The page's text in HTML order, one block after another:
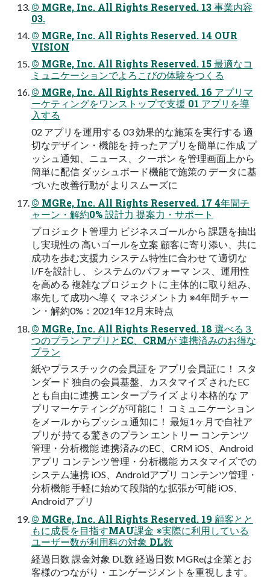
© MGRe, Inc. All Rights Reserved. 13 事業内容
03.
© MGRe, Inc. All Rights Reserved. 14 OUR
VISION
© MGRe, Inc. All Rights Reserved. 15 最適なコ
ミュニケーションでよろこびの体験をつくる
© MGRe, Inc. All Rights Reserved. 16 アプリマ
ーケティングをワンストップで⽀援 01 アプリを導
⼊する
02 アプリを運⽤する 03 効果的な施策を実⾏する 適
切なデザイン・機能を 持ったアプリを簡単に作成 プ
ッシュ通知、ニュース、クーポン を管理画⾯上から
簡単に配信 ダッシュボード機能で施策の データに基
づいた改善⾏動が よりスムーズに
© MGRe, Inc. All Rights Reserved. 17 4年間チ
ャーン・解約0% 設計⼒ 提案⼒・サポート
プロジェクト管理⼒ ビジネスゴールから 課題を抽出
し実現性の ⾼いゴールを⽴案 顧客に寄り添い、共に
成功を歩む⽀援⼒ システム特性に合わせ て適切な
I/Fを設計し、 システムのパフォーマ ンス、運⽤性
を⾼める 複雑なプロジェクトに 主体的に取り組み、
率先して成功へ導く マネジメント⼒ ※4年間チャー
ン・解約0%：2021年12⽉末時点
© MGRe, Inc. All Rights Reserved. 18 選べる３
つのプラン アプリとEC、CRMが 連携済みのお得な
プラン
紙やプラスチックの会員証を アプリ会員証に！ スタ
ンダード 独⾃の会員基盤、カスタマイズ されたEC
とも⾃由に連携 エンタープライズ より本格的な ア
プリマーケティングが可能に！ コミュニケーション
をメール からプッシュ通知に！ 最短1ヶ⽉で⾃社ア
プリが 持てる驚きのプラン エントリー コンテンツ
管理・分析機能 連携済みのEC、CRM iOS、Android
アプリ コンテンツ管理・分析機能 カスタマイズでの
システム連携 iOS、Androidアプリ コンテンツ管理・
分析機能 ⼿軽に始めて段階的な拡張が可能 iOS、
Androidアプリ
© MGRe, Inc. All Rights Reserved. 19 顧客とと
もに成⻑を⽬指すMAU課⾦ ※実際に利⽤している
ユーザー数が利⽤料の対象 DL数
経過⽇数 課⾦対象 DL数 経過⽇数 MGReは企業とお
客様のつながり・エンゲージメントを重視します。